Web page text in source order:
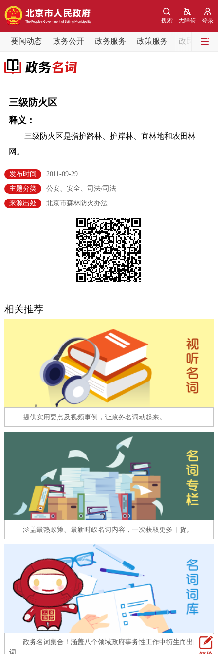
登录
无障碍
搜索
要闻动态 政务公开 政务服务 政策服务 政民互动
要闻动态
党中央精神
各区热点
政务公开
市领导
政策兑现 政策解读
专题公开
法人服务
便民服务
阳光政务
政民互动
12345网上接诉即办 我要咨询 我要建议
参与调查 在线访谈
十六区概览 人文北京
绿色北京 图说北京 视频北京
多语种
ENGLISH 한국어 日本語
DEUTSCH FRANÇAIS РУССКИЙ ЯЗЫК
ESPAÑOL PORTUGUÊS
ITALIANO
三级防火区
释义：
三级防火区是指护路林、护岸林、宜林地和农田林
网。
发布时间
2011-09-29
主题分类
公安、安全、司法/司法
来源出处
北京市森林防火办法
相关推荐
提供实用要点及视频事例，让政务名词动起来。
涵盖最热政策、最新时政名词内容，一次获取更多干货。
政务名词集合！涵盖八个领域政府事务性工作中衍生而出的名
词。